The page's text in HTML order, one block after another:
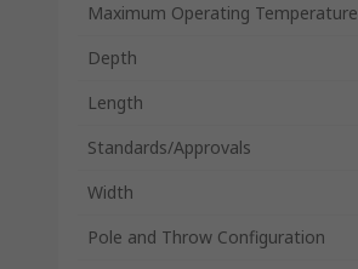
Maximum Operating Temperature
Depth
Length
Standards/Approvals
Width
Pole and Throw Configuration